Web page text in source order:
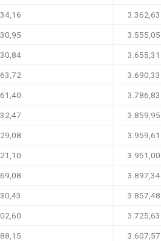
3.362,63
3.555,05
3.655,31
3.690,33
3.786,83
3.859,95
3.959,61
3.951,00
3.897,34
3.857,48
3.725,63
3.607,57